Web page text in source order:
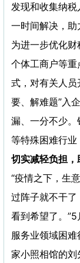
发现和收集纳
一时间解决，助
为进一步优化财
个体工商户等
式，对有关人员
要、解难题”入
漏、一分不少
等特殊困难行业
切实减轻负担，
“疫情之下，生
过阵子就不干
看到希望了。
服务业领域困
家小照相馆的刘